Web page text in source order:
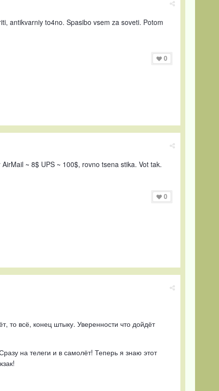
antikvarniy to4no. Spasibo vsem za soveti. Potom
0
~ 8$ UPS ~ 100$, rovno tsena stika. Vot tak.
0
то всё, конец штыку. Уверенности что дойдёт
на телеги и в самолёт! Теперь я знаю этот